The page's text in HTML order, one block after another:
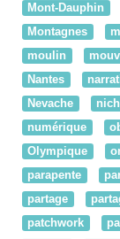
Mont-Dauphin
Montagnes
moulin
Nantes
Nevache
numérique
Olympique
parapente
partage
patchwork